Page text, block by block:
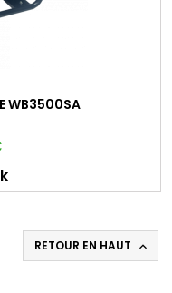
WB3500SA
RETOUR EN HAUT 